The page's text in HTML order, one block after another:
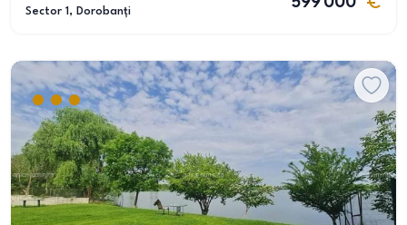
Sector 1 , Dorobanți